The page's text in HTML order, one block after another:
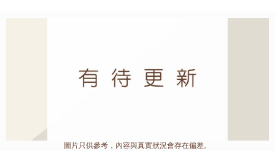
圖片只供參考，內容與真實狀況會存在偏差。